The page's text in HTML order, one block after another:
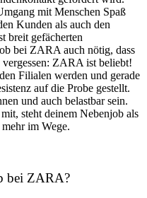
mit Menschen Spaß
Kunden als auch den
breit gefächerten
bei ZARA auch nötig, dass
ZARA ist beliebt!
Filialen werden und gerade
auf die Probe gestellt.
und auch belastbar sein.
steht deinem Nebenjob als
im Wege.
bei ZARA?